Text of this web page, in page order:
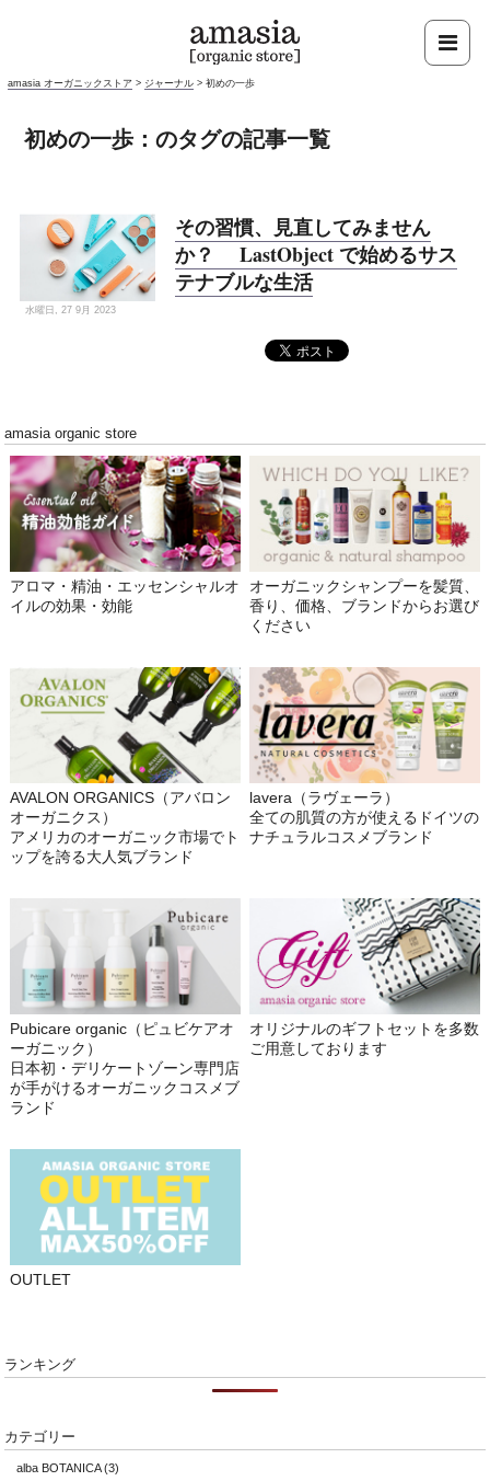
amasia オーガニックストア > ジャーナル >初めの一歩
初めの一歩：のタグの記事一覧
その習慣、見直してみません
か？ LastObject で始めるサス
テナブルな生活
水曜日, 27 9月 2023
amasia organic store
アロマ・精油・エッセンシャルオ
イルの効果・効能
オーガニックシャンプーを髪質、
香り、価格、ブランドからお選び
ください
AVALON ORGANICS（アバロン
オーガニクス）
アメリカのオーガニック市場でト
ップを誇る大人気ブランド
lavera（ラヴェーラ）
全ての肌質の方が使えるドイツの
ナチュラルコスメブランド
Pubicare organic（ピュビケアオ
ーガニック）
日本初・デリケートゾーン専門店
が手がけるオーガニックコスメブ
ランド
オリジナルのギフトセットを多数
ご用意しております
OUTLET
ランキング
カテゴリー
alba BOTANICA(3)